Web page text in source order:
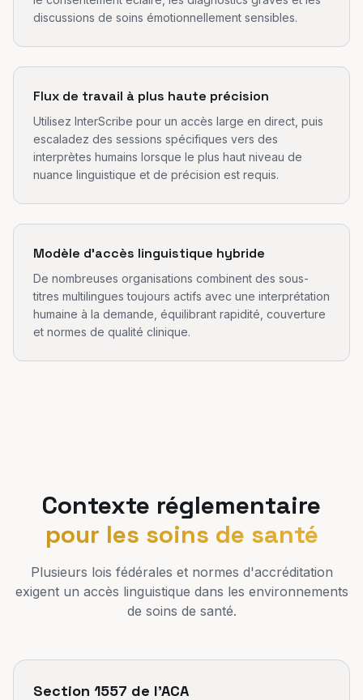
discussions de soins émotionnellement sensibles.
Flux de travail à plus haute précision
Utilisez InterScribe pour un accès large en direct, puis
escaladez des sessions spécifiques vers des
interprètes humains lorsque le plus haut niveau de
nuance linguistique et de précision est requis.
Modèle d'accès linguistique hybride
De nombreuses organisations combinent des sous-
titres multilingues toujours actifs avec une interprétation
humaine à la demande, équilibrant rapidité, couverture
et normes de qualité clinique.
Contexte réglementaire
pour les soins de santé
Plusieurs lois fédérales et normes d'accréditation
exigent un accès linguistique dans les environnements
de soins de santé.
Section 1557 de l'ACA